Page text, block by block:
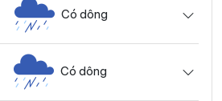
Có dông
Có dông